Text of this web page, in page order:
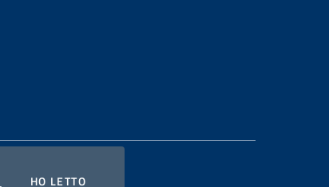
COOKIESHO LETTOL'INFORMATIVA